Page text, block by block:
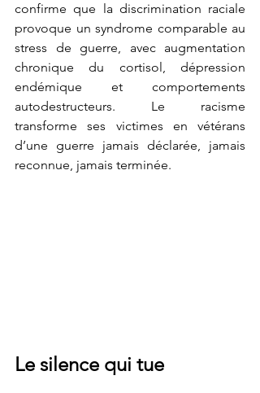
confirme que la discrimination raciale
provoque un syndrome comparable au
stress de guerre, avec augmentation
chronique du cortisol, dépression
endémique et comportements
autodestructeurs. Le racisme
transforme ses victimes en vétérans
d’une guerre jamais déclarée, jamais
reconnue, jamais terminée.
Le silence qui tue